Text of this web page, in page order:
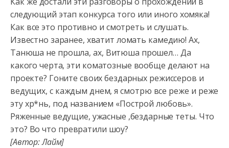
следующий этап конкурса того или иного хомяка!
Как все это противно и смотреть и слушать.
Известно заранее, хватит ломать камедию! Ах,
Танюша не прошла, ах, Витюша прошел… Да
какого черта, эти коматозные вообще делают на
проекте? Гоните своих бездарных режиссеров и
ведущих, с каждым днем, я смотрю все реже и реже
эту хр*нь, под названием «Построй любовь».
Ряженные ведущие, ужасные ,бездарные теты. Что
это? Во что превратили шоу?
[Автор: Лайм]